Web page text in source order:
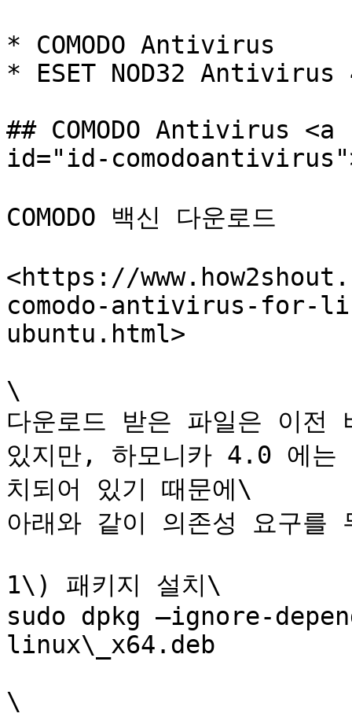
* COMODO Antivirus
* ESET NOD32
## COMODO Antivirus
id="id-
COMODO 백신 다운로드
<https://
comodo-antivirus-for-
ubuntu.html>
\
다운로드 받은 파일은 이전
있지만, 하모니카 4.0 에
치되어 있기 때문에\
아래와 같이 의존성 요구를
1\) 패키지 설치\
sudo dpkg –ignore-
linux\_x64.deb
\